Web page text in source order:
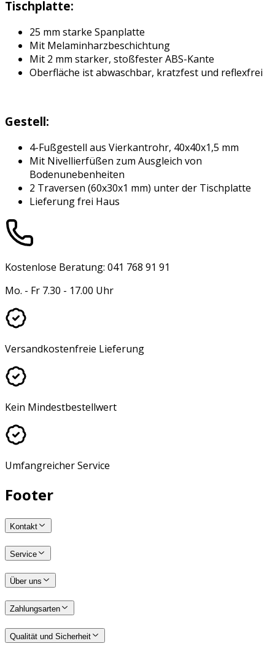
Tischplatte:
25 mm starke Spanplatte
Mit Melaminharzbeschichtung
Mit 2 mm starker, stoßfester ABS-Kante
Oberfläche ist abwaschbar, kratzfest und reflexfrei
Gestell:
4-Fußgestell aus Vierkantrohr, 40x40x1,5 mm
Mit Nivellierfüßen zum Ausgleich von
Bodenunebenheiten
2 Traversen (60x30x1 mm) unter der Tischplatte
Lieferung frei Haus
Kostenlose Beratung: 041 768 91 91
Mo. - Fr 7.30 - 17.00 Uhr
Versandkostenfreie Lieferung
Kein Mindestbestellwert
Umfangreicher Service
Footer
Kontakt
Service
Über uns
Zahlungsarten
Qualität und Sicherheit